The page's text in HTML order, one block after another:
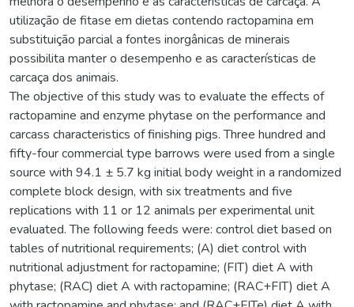
utilização de fitase em dietas contendo ractopamina em
substituição parcial a fontes inorgânicas de minerais
possibilita manter o desempenho e as características de
carcaça dos animais.
The objective of this study was to evaluate the effects of
ractopamine and enzyme phytase on the performance and
carcass characteristics of finishing pigs. Three hundred and
fifty-four commercial type barrows were used from a single
source with 94.1 ± 5.7 kg initial body weight in a randomized
complete block design, with six treatments and five
replications with 11 or 12 animals per experimental unit
evaluated. The following feeds were: control diet based on
tables of nutritional requirements; (A) diet control with
nutritional adjustment for ractopamine; (FIT) diet A with
phytase; (RAC) diet A with ractopamine; (RAC+FIT) diet A